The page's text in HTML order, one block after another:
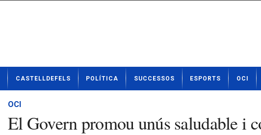
t
CASTELLDEFELS POLÍTICA SUCCESSOS ESPORTS OCI
OCI
El Govern promou unús saludable i